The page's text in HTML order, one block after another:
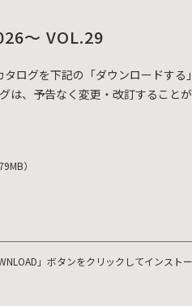
～ VOL.29
ログを下記の「ダウンロードす
は、予告なく変更・改訂すること
）
」ボタンをクリックしてインスト